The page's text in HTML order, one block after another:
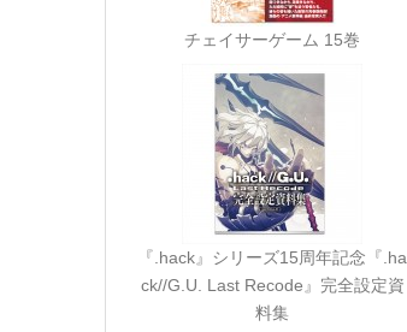
チェイサーゲーム 15巻
『.hack』シリーズ15周年記念『.ha
ck//G.U. Last Recode』完全設定資
料集